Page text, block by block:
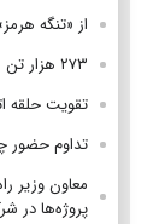
از «تنگه
۲۷۳ هزار تن ماهیان سردآبی در کشور تولید شد
تقویت حلقه
تداوم حضور
معاون وزیر
پروژه‌ها در